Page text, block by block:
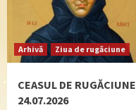
Arhivă Ziua de rugăciune
CEASUL DE RUGĂCIUNE
24.07.2026